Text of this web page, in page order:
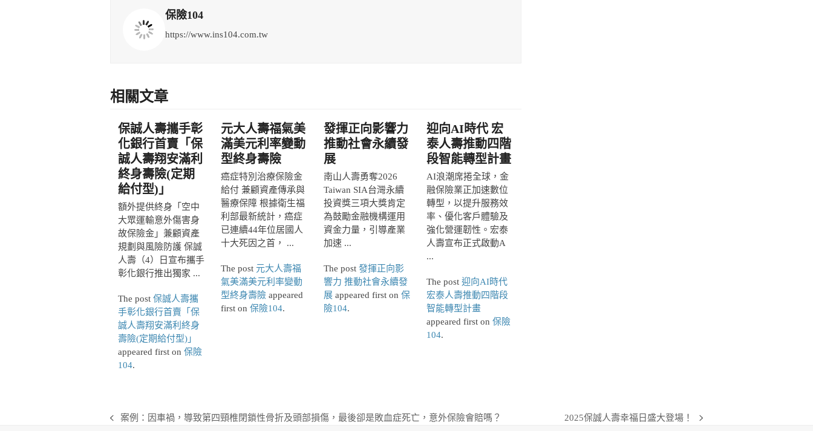
保險104
https://www.ins104.com.tw
相關文章
保誠人壽攜手彰
化銀行首賣「保
誠人壽翔安滿利
終身壽險(定期
給付型)」
額外提供終身「空中
大眾運輸意外傷害身
故保險金」兼顧資產
規劃與風險防護 保誠
人壽（4）日宣布攜手
彰化銀行推出獨家 ...
The post 保誠人壽攜
手彰化銀行首賣「保
誠人壽翔安滿利終身
壽險(定期給付型)」
appeared first on 保險
104.
元大人壽福氣美
滿美元利率變動
型終身壽險
癌症特別治療保險金
給付 兼顧資產傳承與
醫療保障 根據衛生福
利部最新統計，癌症
已連續44年位居國人
十大死因之首， ...
The post 元大人壽福
氣美滿美元利率變動
型終身壽險appeared
first on 保險104.
發揮正向影響力
推動社會永續發
展
南山人壽勇奪2026
Taiwan SIA台灣永續
投資獎三項大獎肯定
為鼓勵金融機構運用
資金力量，引導產業
加速 ...
The post 發揮正向影
響力 推動社會永續發
展appeared first on 保
險104.
迎向AI時代 宏
泰人壽推動四階
段智能轉型計畫
AI浪潮席捲全球，金
融保險業正加速數位
轉型，以提升服務效
率、優化客戶體驗及
強化營運韌性。宏泰
人壽宣布正式啟動A
...
The post 迎向AI時代
宏泰人壽推動四階段
智能轉型計畫
appeared first on 保險
104.
previous
案例：因車禍，導致第四頸椎閉鎖性骨折及頭部損傷，最後卻是敗血症死亡，意外保險會賠嗎？
next
2025保誠人壽幸福日盛大登場！